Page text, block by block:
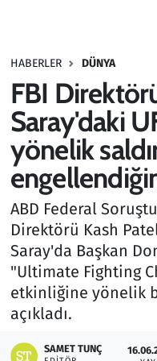
HABERLER DÜNYA
FBI
Saray'daki
yönelik
ABD Federal
Direktörü Kash
Saray'da Başkan
"Ultimate Fighting
etkinliğine yönelik
açıkladı.
SAMET TUNÇ
Haber
Kültür Sanat
Kurumsal
Lezzet Durağı
Memur ve Kamu
Otomobil
Oyun
Ramazan